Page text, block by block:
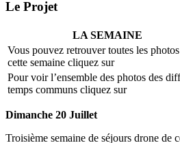
Le Projet
LA SEMAINE
Vous pouvez retrouver toutes les
cette semaine cliquez sur
Pour voir l’ensemble des photos des
temps communs cliquez sur
Dimanche 20 Juillet
Troisième semaine de séjours drone de